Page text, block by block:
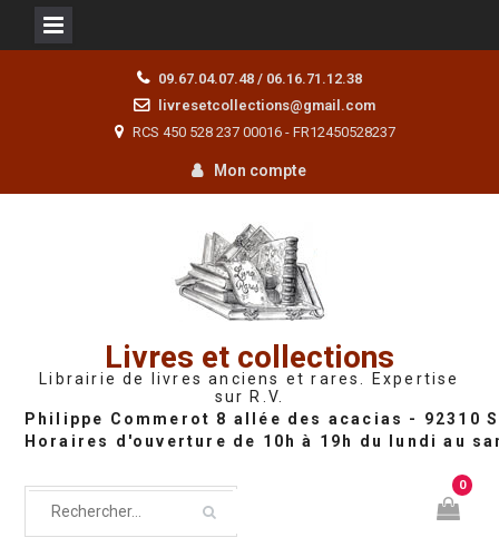
09.67.04.07.48 / 06.16.71.12.38
livresetcollections@gmail.com
RCS 450 528 237 00016 - FR12450528237
Mon compte
Livres et collections
Librairie de livres anciens et rares. Expertise
sur R.V.
0